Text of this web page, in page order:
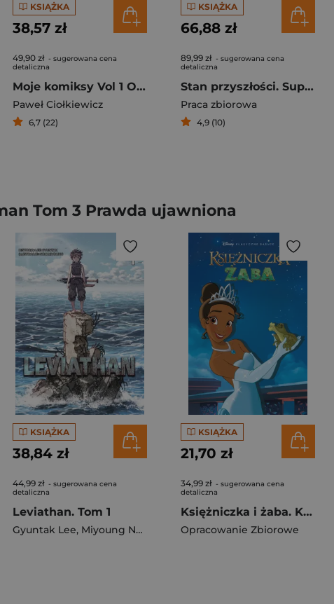
KSIĄŻKA
38,57 zł
49,90 zł - sugerowana cena
detaliczna
Moje komiksy Vol 1 Od Tajfuna do Supermana
Paweł Ciołkiewicz
6,7 (22)
KSIĄŻKA
66,88 zł
89,99 zł - sugerowana cena
detaliczna
Stan przyszłości. Superman
Praca zbiorowa
4,9 (10)
Tom 3 Prawda ujawniona
KSIĄŻKA
38,84 zł
44,99 zł - sugerowana cena
detaliczna
Leviathan. Tom 1
Gyuntak Lee, Miyoung Noh
KSIĄŻKA
21,70 zł
34,99 zł - sugerowana cena
detaliczna
Księżniczka i żaba. Klasyczne baśnie Disneya
Opracowanie Zbiorowe